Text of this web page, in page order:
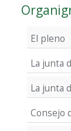
El pleno
La junta
La junta
Consejo